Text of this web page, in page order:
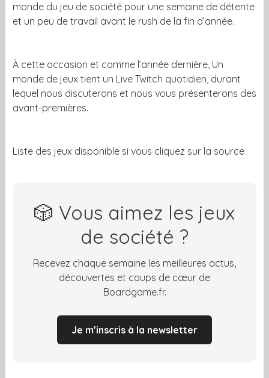
monde du jeu de société pour une semaine de détente
et un peu de travail avant le rush de la fin d’année.
À cette occasion et comme l’année dernière, Un
monde de jeux tient un Live Twitch quotidien, durant
lequel nous discuterons et nous vous présenterons des
avant-premières.
Liste des jeux disponible si vous cliquez sur la source
🎲 Vous aimez les jeux
de société ?
Recevez chaque semaine les meilleures actus,
découvertes et coups de cœur de
Boardgame.fr.
Je m’inscris à la newsletter